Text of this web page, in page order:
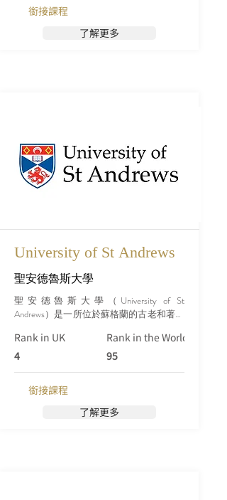
銜接課程
了解更多
University of St Andrews
聖安德魯斯大學
聖安德魯斯大學（University of St
Andrews）是一所位於蘇格蘭的古老和著名
久的大學之一。它坐落在蘇格蘭東北部的
聖安德魯斯小鎮，濱臨北海海岸，風景壯
Rank in UK
Rank in the World (Qs)
4
95
銜接課程
了解更多